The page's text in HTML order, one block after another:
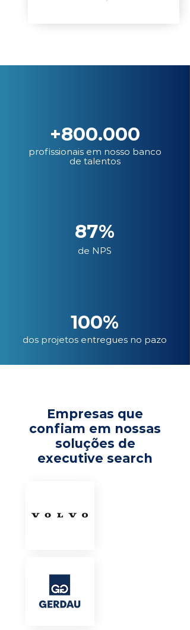
+800.000
profissionais em nosso banco
de talentos
87%
de NPS
100%
dos projetos entregues no pazo
Empresas que
confiam em nossas
soluções de
executive search